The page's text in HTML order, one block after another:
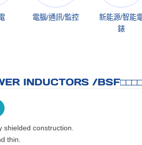
電腦/通訊/監控
新能源/智能
錶
INDUCTORS /
shielded construction.
thin.